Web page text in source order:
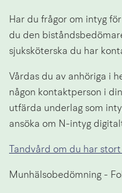
Har du frågor om intyg
du den
sjuksköterska du har
Vårdas du av anhöriga i
någon kontaktperson i
utfärda underlag som
ansöka om N-intyg
Tandvård om du har
Munhälsobedömning -